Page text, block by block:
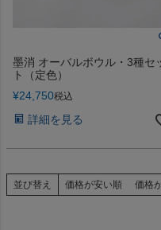
墨消 オーバルボウル・3種セ
ト（定色）
¥24,750税込
詳細を見る
並び替え 価格が安い順 価格